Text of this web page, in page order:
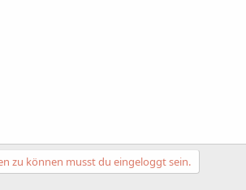
zu können musst du eingeloggt sein.